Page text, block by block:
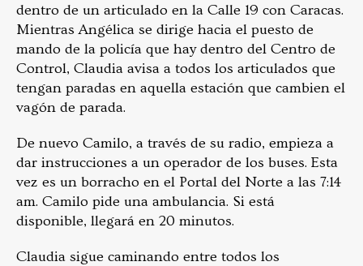
dentro de un articulado en la Calle 19 con Caracas.
Mientras Angélica se dirige hacia el puesto de
mando de la policía que hay dentro del Centro de
Control, Claudia avisa a todos los articulados que
tengan paradas en aquella estación que cambien el
vagón de parada.
De nuevo Camilo, a través de su radio, empieza a
dar instrucciones a un operador de los buses. Esta
vez es un borracho en el Portal del Norte a las 7:14
am. Camilo pide una ambulancia. Si está
disponible, llegará en 20 minutos.
Claudia sigue caminando entre todos los